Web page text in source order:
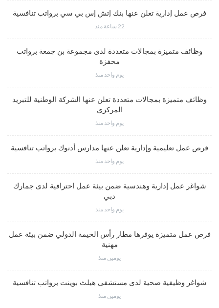
فرص عمل إدارية تعلن عنها بنك إتش إس بي سي برواتب تنافسية
22 ساعة منذ
وظائف متميزة بمجالات متعددة لدى مجموعة بن جمعة برواتب
محفزة
يوم واحد منذ
وظائف متميزة بمجالات متعددة تعلن عنها الشركة الوطنية للتبريد
المركزي
يوم واحد منذ
فرص عمل تعليمية وإدارية تعلن عنها مدارس أدنوك برواتب تنافسية
يوم واحد منذ
شواغر عمل إدارية وهندسية ضمن بيئة عمل احترافية لدى جمارك
دبي
يوم واحد منذ
فرص عمل متميزة يوفرها مطار رأس الخيمة الدولي ضمن بيئة عمل
مهنية
يومين منذ
شواغر وظيفية صحية لدى مستشفى هيلث بوينت برواتب تنافسية
يومين منذ